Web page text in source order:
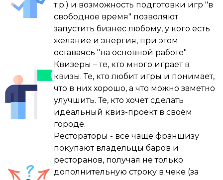
шаг и это было круто , почти сразу я
преодолел страх публичных выступлений (
был небольшой опыт ранее ) , дальше я
прошел обучающий курс у Дмитрия
Фурсова , пару индивидуальных занятий,
но самое главное я постоянно шаг за шагом
закреплял в себе уверенность !
Начинали с 4-5-6 команд в зале , тягаться
было тяжковато с «тяжеловесом» МЗГБ ,
опытный ведущий и достаточно хороший
организатор в одном лице у них , НО самое
главное я не сдался и продолжал
проводить игры , прошел год - другой и мы
В какой-то момент мы решили, что кроме
квизов ничего не нужно. И теперь мои дни
устроены иначе: больше нет офисов,
заводов или ДК. Только игры, подготовка и
кайф от того, что делаешь то, что нравится.
И знаете что? Я доволен.
P.S. Если бы кто-то сказал мне в 2015-м, что
случайный поиск развлечений для детей
приведет к такому, я бы, наверное, не
поверил. Но вот она — жизнь.
т.р.) и возможность подготовки игр "в
свободное время" позволяют
запустить бизнес любому, у кого есть
желание и энергия, при этом
оставаясь "на основной работе".
Квизеры – те, кто много играет в
квизы. Те, кто любит игры и понимает,
что в них хорошо, а что можно заметно
улучшить. Те, кто хочет сделать
идеальный квиз-проект в своём
городе.
Рестораторы - всё чаще франшизу
покупают владельцы баров и
ресторанов, получая не только
дополнительную строку в чеке (за